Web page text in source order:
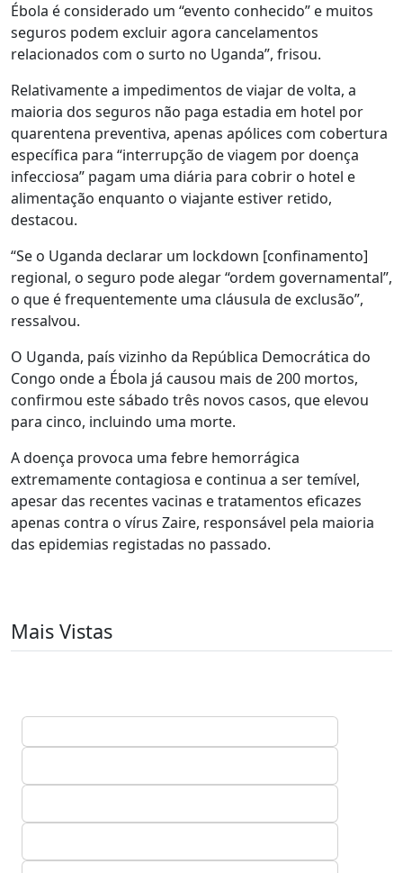
Ébola é considerado um “evento conhecido” e muitos
seguros podem excluir agora cancelamentos
relacionados com o surto no Uganda”, frisou.
Relativamente a impedimentos de viajar de volta, a
maioria dos seguros não paga estadia em hotel por
quarentena preventiva, apenas apólices com cobertura
específica para “interrupção de viagem por doença
infecciosa” pagam uma diária para cobrir o hotel e
alimentação enquanto o viajante estiver retido,
destacou.
“Se o Uganda declarar um lockdown [confinamento]
regional, o seguro pode alegar “ordem governamental”,
o que é frequentemente uma cláusula de exclusão”,
ressalvou.
O Uganda, país vizinho da República Democrática do
Congo onde a Ébola já causou mais de 200 mortos,
confirmou este sábado três novos casos, que elevou
para cinco, incluindo uma morte.
A doença provoca uma febre hemorrágica
extremamente contagiosa e continua a ser temível,
apesar das recentes vacinas e tratamentos eficazes
apenas contra o vírus Zaire, responsável pela maioria
das epidemias registadas no passado.
Mais Vistas